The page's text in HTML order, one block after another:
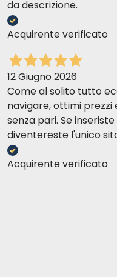
da descrizione.
Acquirente verificato
12 Giugno 2026
Come al solito tutto
navigare, ottimi
senza pari. Se
diventereste l'unico
Acquirente verificato